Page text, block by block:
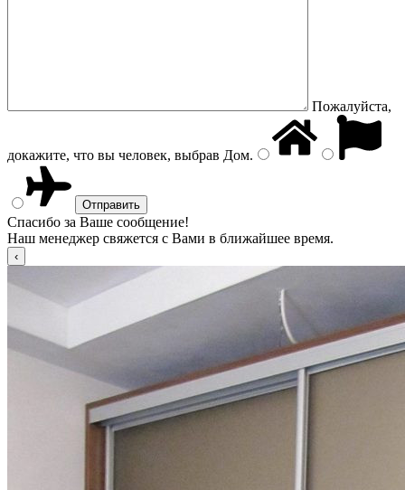
Пожалуйста,
докажите, что вы человек, выбрав Дом.
Спасибо за Ваше сообщение!
Наш менеджер свяжется с Вами в ближайшее время.